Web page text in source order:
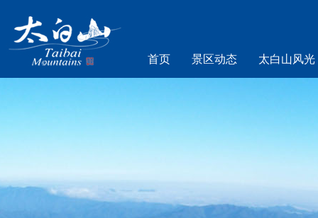
首页 景区动态 太白山风光